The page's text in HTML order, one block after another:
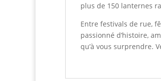
plus de 150 lanternes
Entre festivals de rue,
passionné d’histoire,
qu’à vous surprendre.